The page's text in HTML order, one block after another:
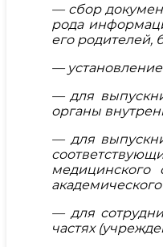
— сбор
рода
его родителей,
—
— для
органы
— для
медицинского
— для
частях